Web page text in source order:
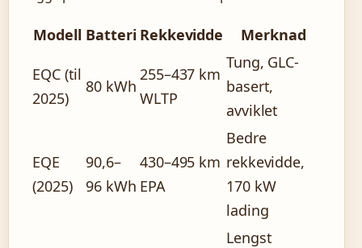
Modell Batteri Rekkevidde Merknad
EQC (til
2025)
80 kWh
255–437 km
WLTP
Tung, GLC-
basert,
avviklet
EQE
(2025)
90,6–
96 kWh
430–495 km
EPA
Bedre
rekkevidde,
170 kW
lading
Lengst